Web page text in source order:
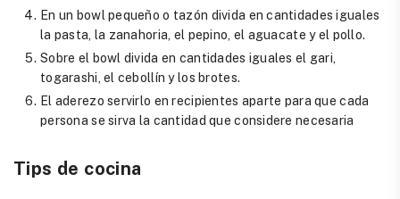
En un bowl pequeño o tazón divida en cantidades iguales
la pasta, la zanahoria, el pepino, el aguacate y el pollo.
Sobre el bowl divida en cantidades iguales el gari,
togarashi, el cebollín y los brotes.
El aderezo servirlo en recipientes aparte para que cada
persona se sirva la cantidad que considere necesaria
Tips de cocina